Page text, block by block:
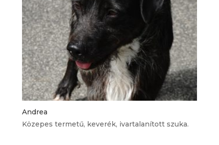
Andrea
Közepes termetű, keverék, ivartalanított szuka.